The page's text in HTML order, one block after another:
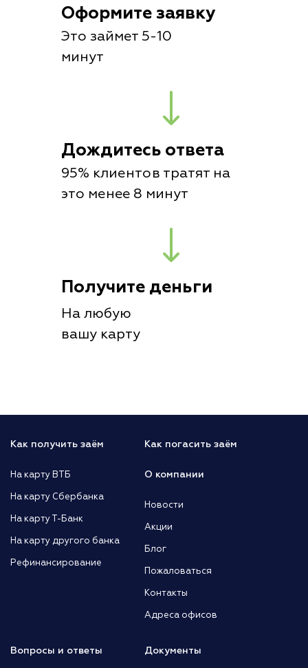
Оформите заявку
Это займет 5-10
минут
Дождитесь ответа
95% клиентов тратят на
это менее 8 минут
Получите деньги
На любую
вашу карту
Как получить заём
На карту ВТБ
На карту Сбербанка
На карту Т-Банк
На карту другого банка
Рефинансирование
Как погасить заём
О компании
Новости
Акции
Блог
Пожаловаться
Контакты
Адреса офисов
Вопросы и ответы Документы